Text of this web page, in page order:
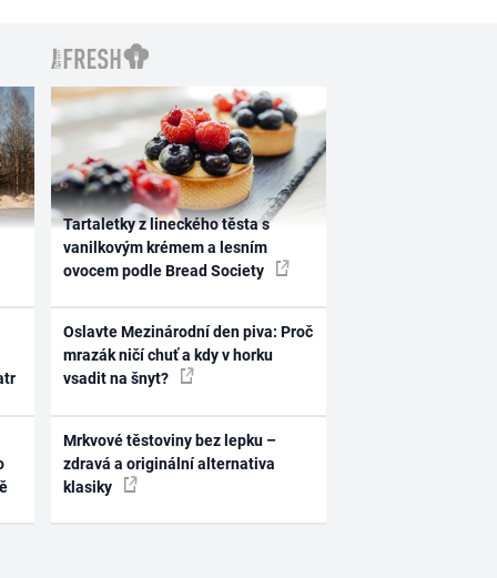
Tartaletky z lineckého těsta s
vanilkovým krémem a lesním
ovocem podle Bread Society
Oslavte Mezinárodní den piva: Proč
mrazák ničí chuť a kdy v horku
vsadit na šnyt?
Mrkvové těstoviny bez lepku –
zdravá a originální alternativa
klasiky